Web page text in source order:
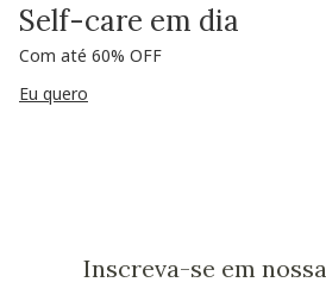
Self-care em dia
Com até 60% OFF
Eu quero
Inscreva-se em nossa